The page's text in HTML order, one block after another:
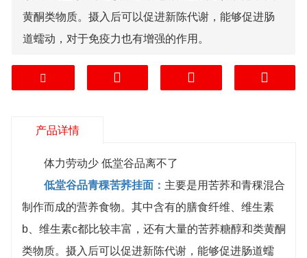
黄酮类物质。摄入后可以促进新陈代谢，能够促进肠
道蠕动，对于免疫力也有增强的作用。
蛋白质的植物性食物。藜麦苦荞
面粉
其中含有丰富的
适当且易于吸收。
产品详情
体力劳动少 低堂谷品离不了
低堂谷品青稞苦荞挂面 ： 主要是用苦荞和青稞混合
制作而成的营养食物。其中含有的膳食纤维、维生素
b、维生素c都比较丰富，还有大量的苦荞糖醇和类黄酮
类物质。摄入后可以促进新陈代谢，能够促进肠道蠕